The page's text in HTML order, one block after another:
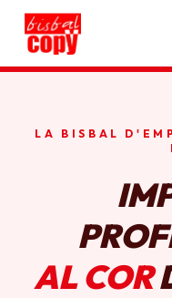
HORARI
LA BISBAL
AL COR